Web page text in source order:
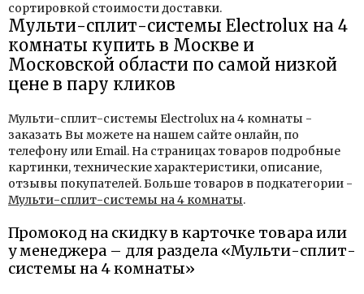
сортировкой стоимости доставки.
Мульти-сплит-системы Electrolux на 4
комнаты купить в Москве и
Московской области по самой низкой
цене в пару кликов
Мульти-сплит-системы Electrolux на 4 комнаты -
заказать Вы можете на нашем сайте онлайн, по
телефону или Email. На страницах товаров подробные
картинки, технические характеристики, описание,
отзывы покупателей. Больше товаров в подкатегории -
Мульти-сплит-системы на 4 комнаты.
Промокод на скидку в карточке товара или
у менеджера – для раздела «Мульти-сплит-
системы на 4 комнаты»